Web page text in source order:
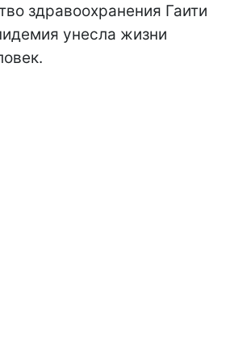
здравоохранения Гаити
унесла жизни